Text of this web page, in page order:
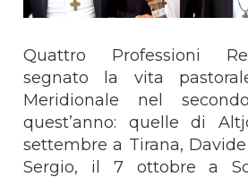
Quattro Professioni
segnato la vita
Meridionale nel
quest’anno: quelle di
settembre a Tirana,
Sergio, il 7 ottobre a